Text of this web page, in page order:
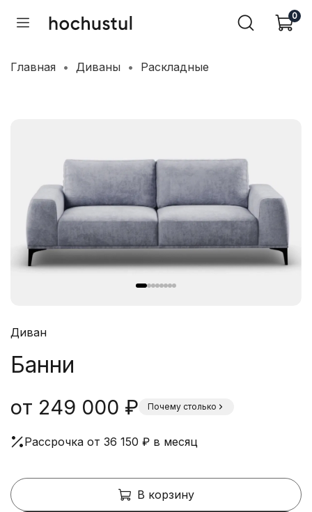
0
Главная Диваны Раскладные
Диван
Банни
от 249 000 ₽ Почему столько
Рассрочка от 36 150 ₽ в месяц
В корзину